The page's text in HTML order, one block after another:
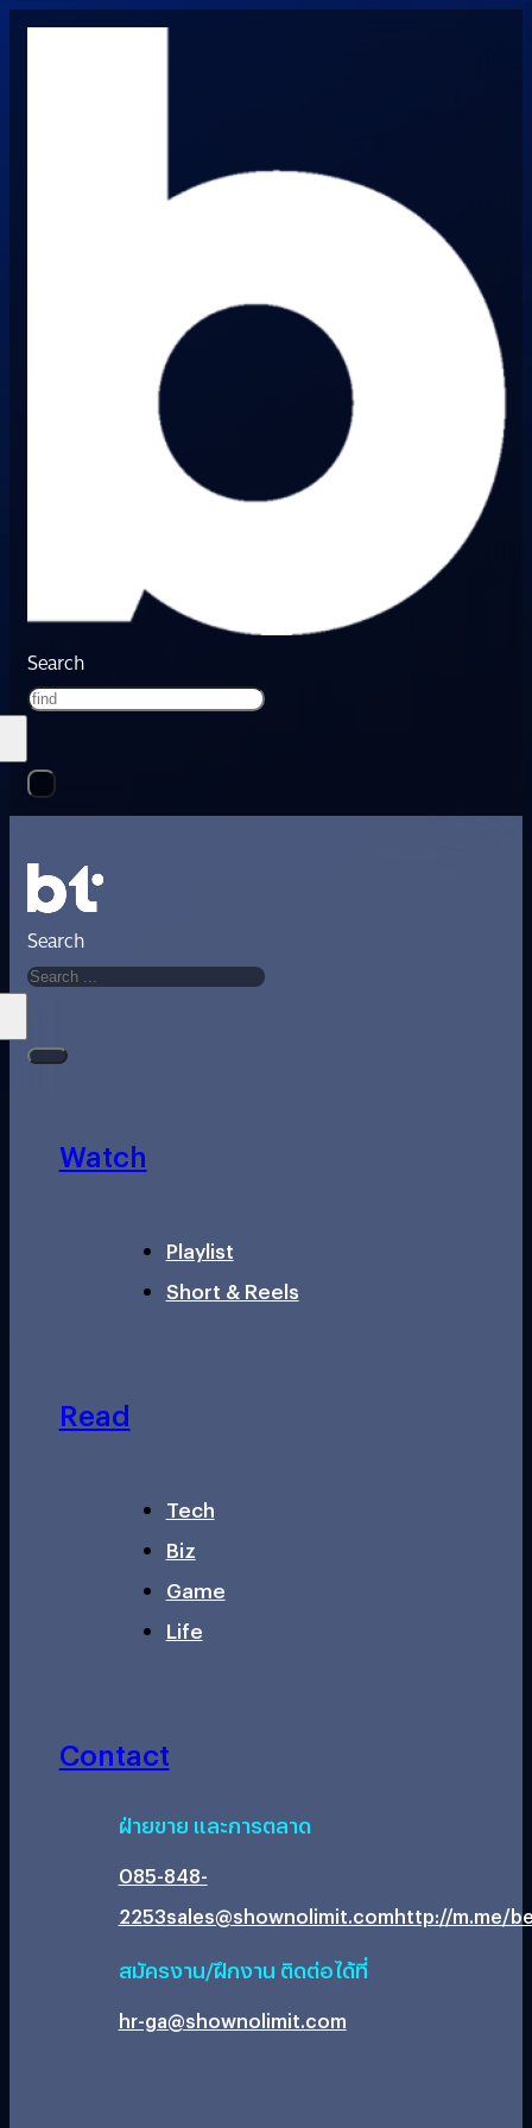
Search
Search
Watch
Playlist
Short & Reels
Read
Tech
Biz
Game
Life
Contact
ฝ่ายขาย และการตลาด
085-848-
2253sales@shownolimit.comhttp://m.me/
สมัครงาน/ฝึกงาน ติดต่อได้ที่
hr-ga@shownolimit.com